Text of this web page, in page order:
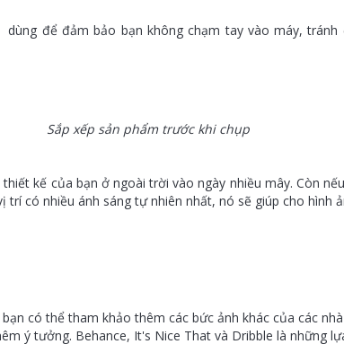
để đảm bảo bạn không chạm tay vào máy, tránh
Sắp xếp sản phẩm trước khi chụp
kế của bạn ở ngoài trời vào ngày nhiều mây. Còn
trí có nhiều ánh sáng tự nhiên nhất, nó sẽ giúp cho hình
có thể tham khảo thêm các bức ảnh khác của các
ý tưởng. Behance, It's Nice That và Dribble là những